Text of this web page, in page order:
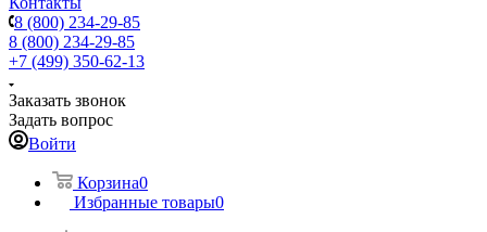
8 (800) 234-29-85
8 (800) 234-29-85
+7 (499) 350-62-13
Заказать звонок
Задать вопрос
Войти
Корзина0
Избранные товары0